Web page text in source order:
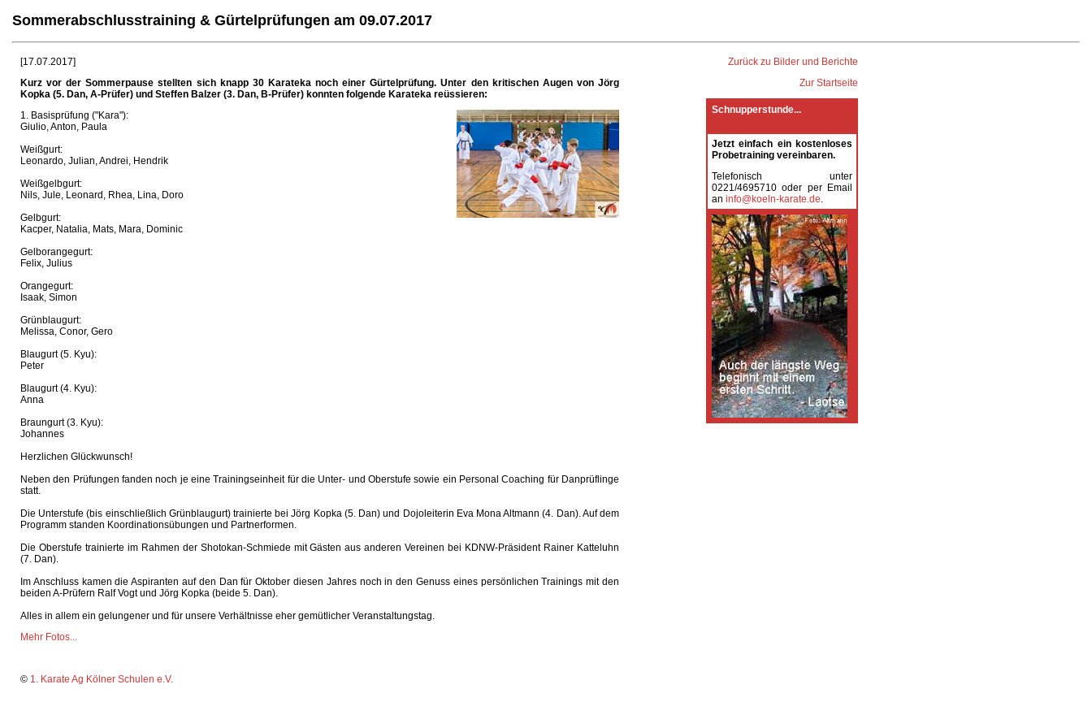
Sommerabschlusstraining & Gürtelprüfungen am 09.07.2017
[17.07.2017]
Kurz vor der Sommerpause stellten sich knapp 30 Karateka noch einer Gürtelprüfung. Unter den kritischen Augen von Jörg
Kopka (5. Dan, A-Prüfer) und Steffen Balzer (3. Dan, B-Prüfer) konnten folgende Karateka reüssieren:
1. Basisprüfung ("Kara"):
Giulio, Anton, Paula
Weißgurt:
Leonardo, Julian, Andrei, Hendrik
Weißgelbgurt:
Nils, Jule, Leonard, Rhea, Lina, Doro
Gelbgurt:
Kacper, Natalia, Mats, Mara, Dominic
Gelborangegurt:
Felix, Julius
Orangegurt:
Isaak, Simon
Grünblaugurt:
Melissa, Conor, Gero
Blaugurt (5. Kyu):
Peter
Blaugurt (4. Kyu):
Anna
Braungurt (3. Kyu):
Johannes
Herzlichen Glückwunsch!
Neben den Prüfungen fanden noch je eine Trainingseinheit für die Unter- und Oberstufe sowie ein Personal Coaching für Danprüflinge
statt.
Die Unterstufe (bis einschließlich Grünblaugurt) trainierte bei Jörg Kopka (5. Dan) und Dojoleiterin Eva Mona Altmann (4. Dan). Auf dem
Programm standen Koordinationsübungen und Partnerformen.
Die Oberstufe trainierte im Rahmen der Shotokan-Schmiede mit Gästen aus anderen Vereinen bei KDNW-Präsident Rainer Katteluhn
(7. Dan).
Im Anschluss kamen die Aspiranten auf den Dan für Oktober diesen Jahres noch in den Genuss eines persönlichen Trainings mit den
beiden A-Prüfern Ralf Vogt und Jörg Kopka (beide 5. Dan).
Alles in allem ein gelungener und für unsere Verhältnisse eher gemütlicher Veranstaltungstag.
Mehr Fotos...
© 1. Karate Ag Kölner Schulen e.V.
Zurück zu Bilder und Berichte
Zur Startseite
Schnupperstunde...
Jetzt einfach ein kostenloses
Probetraining vereinbaren.
Telefonisch unter
0221/4695710 oder per Email
an info@koeln-karate.de.